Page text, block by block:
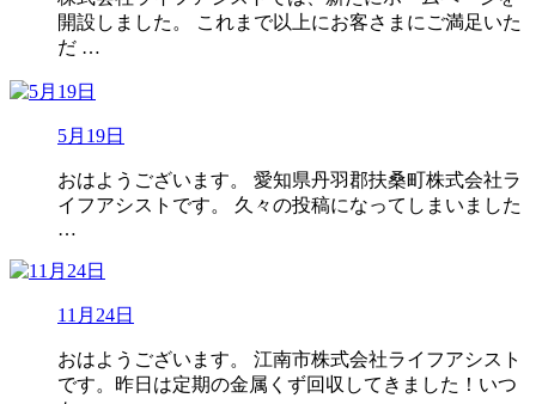
開設しました。 これまで以上にお客さまにご満足いた
だ …
5月19日
おはようございます。 愛知県丹羽郡扶桑町株式会社ラ
イフアシストです。 久々の投稿になってしまいました
…
11月24日
おはようございます。 江南市株式会社ライフアシスト
です。昨日は定期の金属くず回収してきました！いつ